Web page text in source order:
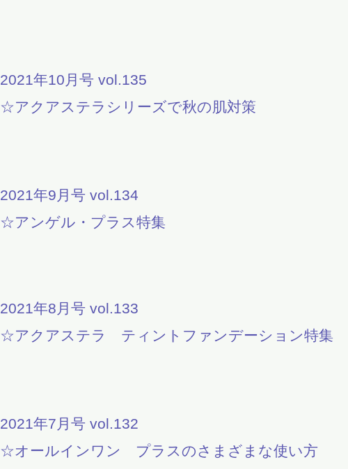
2021年10月号 vol.135
☆アクアステラシリーズで秋の肌対策
2021年9月号 vol.134
☆アンゲル・プラス特集
2021年8月号 vol.133
☆アクアステラ ティントファンデーション特集
2021年7月号 vol.132
☆オールインワン プラスのさまざまな使い方